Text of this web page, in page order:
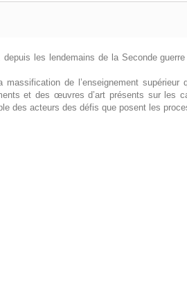
les lendemains de la Seconde
de l’enseignement supérieur
et des œuvres d’art présents sur les
des acteurs des défis que posent les